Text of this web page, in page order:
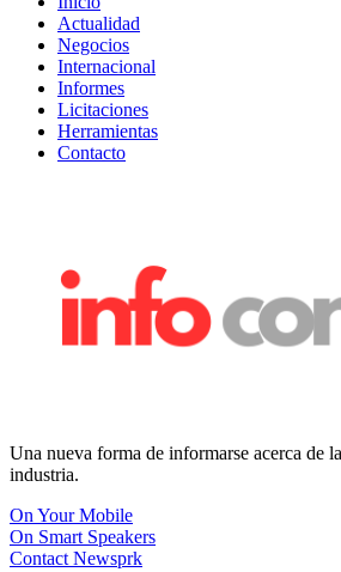
Actualidad
Negocios
Internacional
Informes
Licitaciones
Herramientas
Contacto
Una nueva forma de informarse acerca de
industria.
On Your Mobile
On Smart Speakers
Contact Newsprk